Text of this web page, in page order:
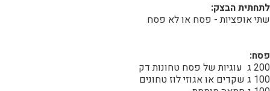
לתחתית הבצק:
שתי אופציות - פסח או לא פסח
פסח:
200 ג עוגיות של פסח טחונות דק
100 ג שקדים או אגוזי לוז טחונים